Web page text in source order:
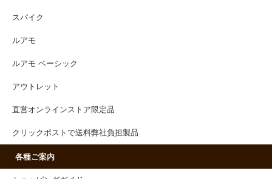
スパイク
ルアモ
ルアモ ベーシック
アウトレット
直営オンラインストア限定品
クリックポストで送料弊社負担製品
各種ご案内